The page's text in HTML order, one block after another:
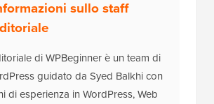
sullo staff
di WPBeginner è un team di
guidato da Syed Balkhi con
di esperienza in WordPress, Web